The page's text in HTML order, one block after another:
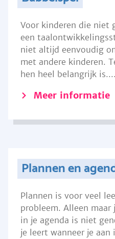
Voor kinderen die niet
een
niet altijd eenvoudig
met andere kinderen.
hen heel belangrijk is....
Meer informatie
Plannen en
Plannen is voor veel
probleem. Alleen maar
in je agenda is niet
je leert wanneer je